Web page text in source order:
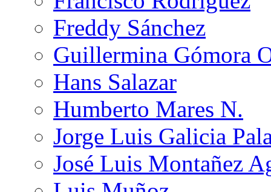
Freddy Sánchez
Guillermina Gómora
Hans Salazar
Humberto Mares N.
Jorge Luis Galicia
José Luis Montañez